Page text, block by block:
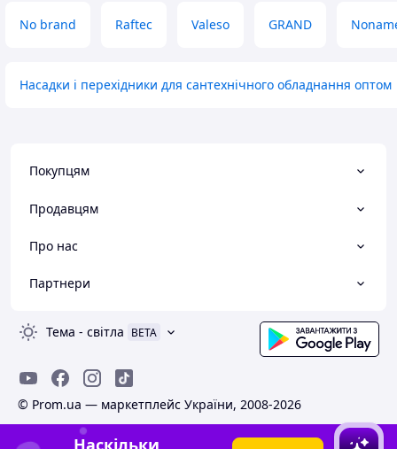
No brand Raftec Valeso GRAND
Насадки і перехідники для сантехнічного обладнання оптом
Покупцям
Продавцям
Про нас
Партнери
Тема - світла BETA
© Prom.ua — маркетплейс України, 2008-2026